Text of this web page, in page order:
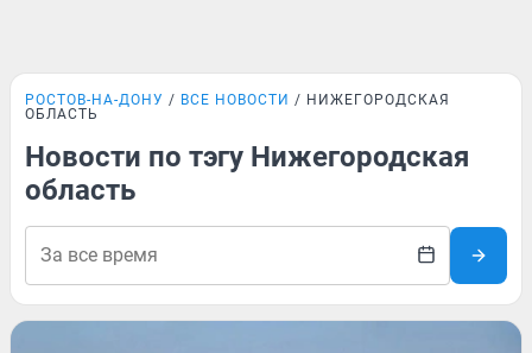
РОСТОВ-НА-ДОНУ ВСЕ НОВОСТИ
НИЖЕГОРОДСКАЯ
ОБЛАСТЬ
Новости по тэгу Нижегородская
область